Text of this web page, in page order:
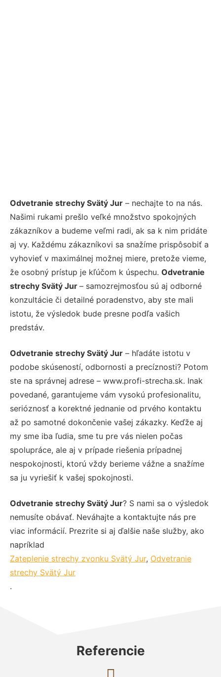
Odvetranie strechy Svätý Jur – nechajte to na nás.
Našimi rukami prešlo veľké množstvo spokojných
zákazníkov a budeme veľmi radi, ak sa k nim pridáte
aj vy. Každému zákazníkovi sa snažíme prispôsobiť a
vyhovieť v maximálnej možnej miere, pretože vieme,
že osobný prístup je kľúčom k úspechu. Odvetranie
strechy Svätý Jur – samozrejmosťou sú aj odborné
konzultácie či detailné poradenstvo, aby ste mali
istotu, že výsledok bude presne podľa vašich
predstáv.
Odvetranie strechy Svätý Jur – hľadáte istotu v
podobe skúseností, odbornosti a precíznosti? Potom
ste na správnej adrese – www.profi-strecha.sk. Inak
povedané, garantujeme vám vysokú profesionalitu,
serióznosť a korektné jednanie od prvého kontaktu
až po samotné dokončenie vašej zákazky. Keďže aj
my sme iba ľudia, sme tu pre vás nielen počas
spolupráce, ale aj v prípade riešenia prípadnej
nespokojnosti, ktorú vždy berieme vážne a snažíme
sa ju vyriešiť k vašej spokojnosti.
Odvetranie strechy Svätý Jur? S nami sa o výsledok
nemusíte obávať. Neváhajte a kontaktujte nás pre
viac informácií. Prezrite si aj ďalšie naše služby, ako
napríklad
Zateplenie strechy zvonku Svätý Jur, Odvetranie
strechy Svätý Jur
.
Referencie